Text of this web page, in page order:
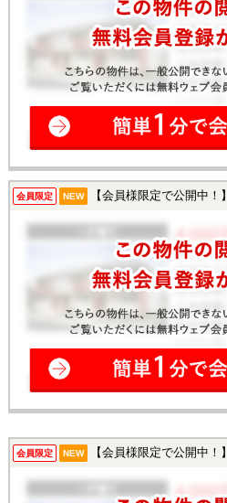
会員限定 NEW 【会員様限定で公開中！】
会員限定 NEW 【会員様限定で公開中！】